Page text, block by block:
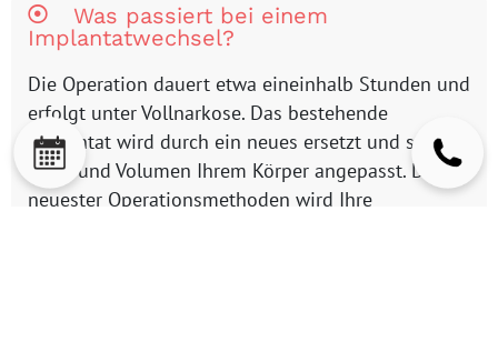
Was passiert bei einem
Implantatwechsel?
Die Operation dauert etwa eineinhalb Stunden und
erfolgt unter Vollnarkose. Das bestehende
Implantat wird durch ein neues ersetzt und so
Form und Volumen Ihrem Körper angepasst. Dank
neuester Operationsmethoden wird Ihre